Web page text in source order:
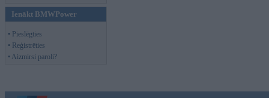
Ienākt BMWPower
• Pieslēgties
• Reģistrēties
• Aizmirsi paroli?